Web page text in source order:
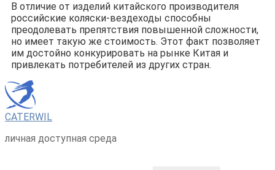
В отличие от изделий китайского производителя
российские коляски-вездеходы способны
преодолевать препятствия повышенной сложности,
но имеет такую же стоимость. Этот факт позволяет
им достойно конкурировать на рынке Китая и
привлекать потребителей из других стран.
CATERWIL
личная доступная среда